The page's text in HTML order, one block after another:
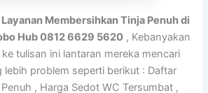
Layanan Membersihkan Tinja Penuh di
Hub 0812 6629 5620 , Kebanyakan
tulisan ini lantaran mereka mencari
lebih problem seperti berikut : Daftar
, Harga Sedot WC Tersumbat ,